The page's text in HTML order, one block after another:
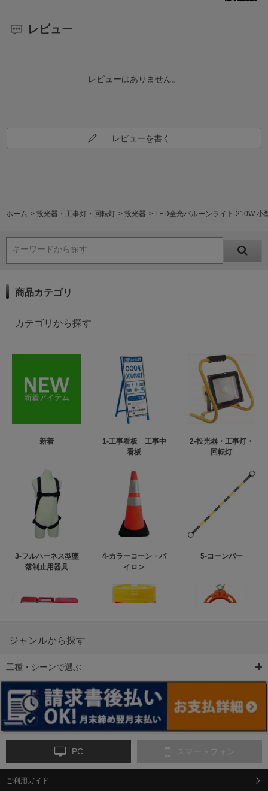
レビュー
レビューはありません。
レビューを書く
ホーム > 投光器・工事灯・回転灯 > 投光器 > LED全光バルーンライト 210W 小
キーワードから探す
商品カテゴリ
カテゴリから探す
新着
1-工事看板 工事中
看板
2-投光器・工事灯・
回転灯
3-フルハーネス型墜
落制止用器具
4-カラーコーン・パ
イロン
5-コーンバー
6-矢印板/LED矢印板
ンス
9-点字マット・タイ
ジャンルから探す
工種・シーンで選ぶ
PC スマートフォン
ご利用ガイド